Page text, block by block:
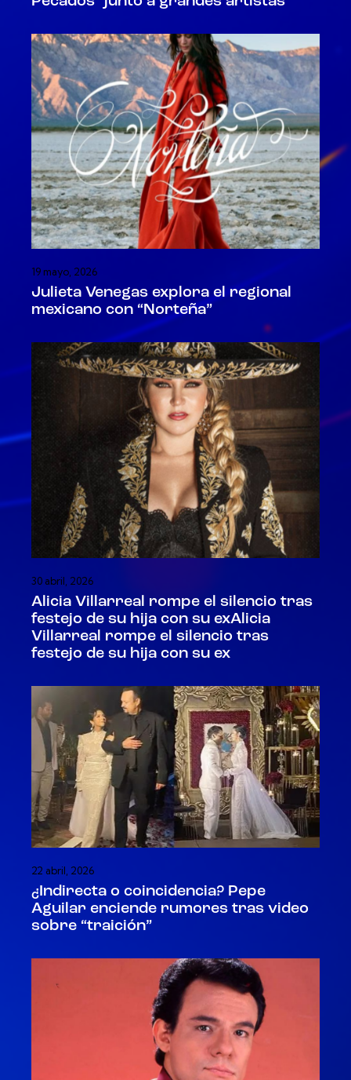
19 mayo, 2026
Julieta Venegas explora el regional
mexicano con “Norteña”
30 abril, 2026
Alicia Villarreal rompe el silencio tras
festejo de su hija con su exAlicia
Villarreal rompe el silencio tras
festejo de su hija con su ex
22 abril, 2026
¿Indirecta o coincidencia? Pepe
Aguilar enciende rumores tras video
sobre “traición”